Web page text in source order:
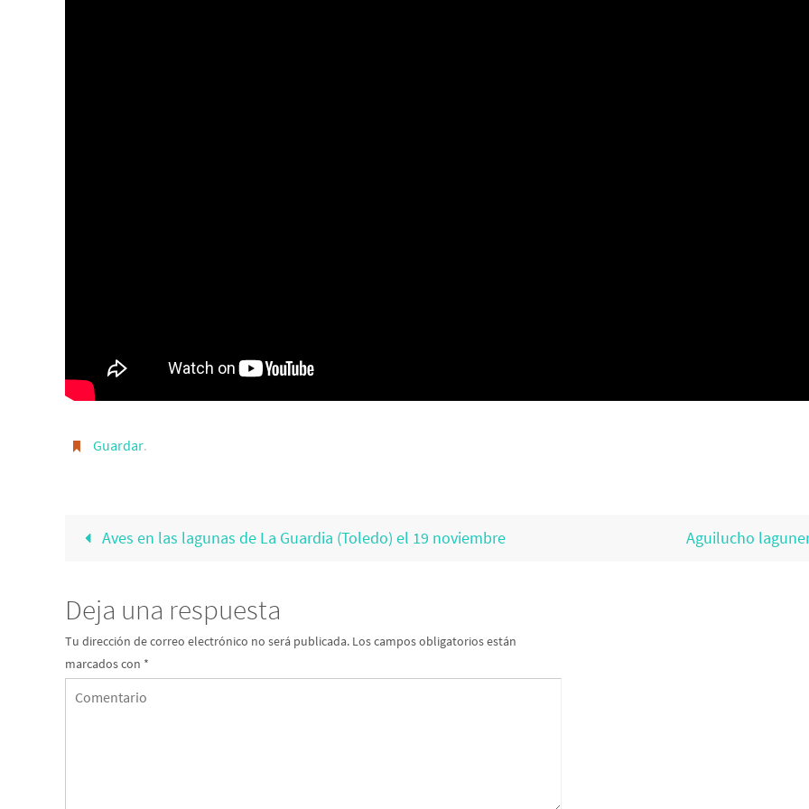
Guardar.
Aves en las lagunas de La Guardia (Toledo) el 19 noviembre Aguilucho
Deja una respuesta
Tu dirección de correo electrónico no será publicada. Los campos obligatorios están
marcados con *